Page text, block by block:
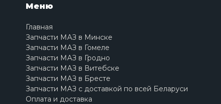
Меню
Главная
Запчасти МАЗ в Минске
Запчасти МАЗ в Гомеле
Запчасти МАЗ в Гродно
Запчасти МАЗ в Витебске
Запчасти МАЗ в Бресте
Запчасти МАЗ с доставкой по всей Беларуси
Оплата и доставка